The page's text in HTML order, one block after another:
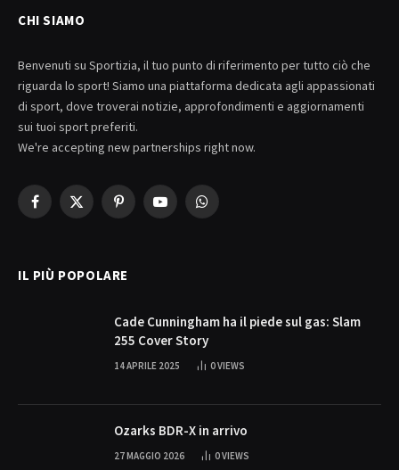
CHI SIAMO
Benvenuti su Sportizia, il tuo punto di riferimento per tutto ciò che
riguarda lo sport! Siamo una piattaforma dedicata agli appassionati
di sport, dove troverai notizie, approfondimenti e aggiornamenti
sui tuoi sport preferiti.
We're accepting new partnerships right now.
Facebook
X
PinterestYouTubeWhatsApp
IL PIÙ POPOLARE
Cade Cunningham ha il piede sul gas: Slam
255 Cover Story
14 APRILE 2025 0VIEWS
Ozarks BDR-X in arrivo
27 MAGGIO 2026 0VIEWS